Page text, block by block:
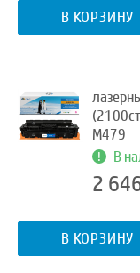
В КОРЗИНУ
M479
В
2
В КОРЗИНУ